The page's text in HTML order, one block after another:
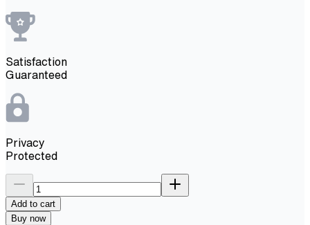
Satisfaction
Guaranteed
Privacy
Protected
Add to cart
Buy now